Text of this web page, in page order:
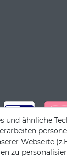
und ähnliche
Webseite
zu